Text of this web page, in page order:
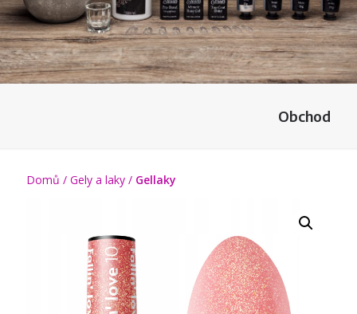
Obchod
Domů / Gely a laky / Gellaky